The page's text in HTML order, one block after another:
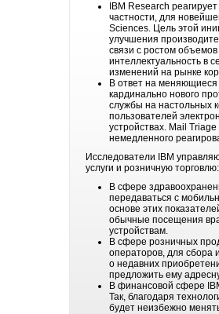
IBM Research
частности, для
Sciences. Цель этой
улучшения
связи с ростом
интеллектуальность в
изменений на рынке
В ответ на
кардинально нового
службы на настольных
пользователей
устройствах. Mail
немедленного
Исследователи IBM
услуги и розничную торговлю:
В сфере
передаваться с
основе этих
обычные посещения
устройствам.
В сфере розничных
операторов, для сбора
о недавних
предложить ему
В финансовой сфере
Так, благодаря
будет неизбежно